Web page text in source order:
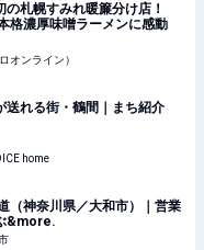
の札幌すみれ暖簾分け店！
格濃厚味噌ラーメンに感動
オンライン）
送れる街・鶴間｜まち紹介
home
（神奈川県／大和市）｜営業
&more.